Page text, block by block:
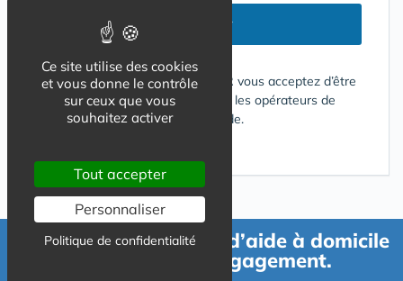
Envoyer
En cliquant sur le bouton ENVOYER vous acceptez d’être
contacté par mail ou téléphone par les opérateurs de
services répondant à votre demande.
Demande de devis d’aide à domicile
gratuit et sans engagement.
Ce site utilise des cookies
et vous donne le contrôle
sur ceux que vous
souhaitez activer
Tout accepter
Personnaliser
Politique de confidentialité